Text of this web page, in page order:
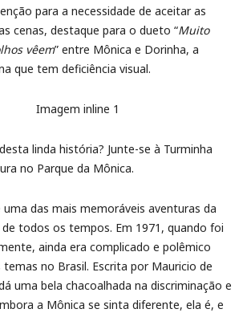
para a necessidade de aceitar as
cenas, destaque para o dueto “Muito
vêem” entre Mônica e Dorinha, a
que tem deficiência visual.
linda história? Junte-se à Turminha
no Parque da Mônica.
uma das mais memoráveis aventuras da
todos os tempos. Em 1971, quando foi
ainda era complicado e polêmico
no Brasil. Escrita por Mauricio de
uma bela chacoalhada na discriminação e
a Mônica se sinta diferente, ela é, e